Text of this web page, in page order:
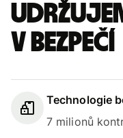
v bezpečí
Technologie
7 milionů